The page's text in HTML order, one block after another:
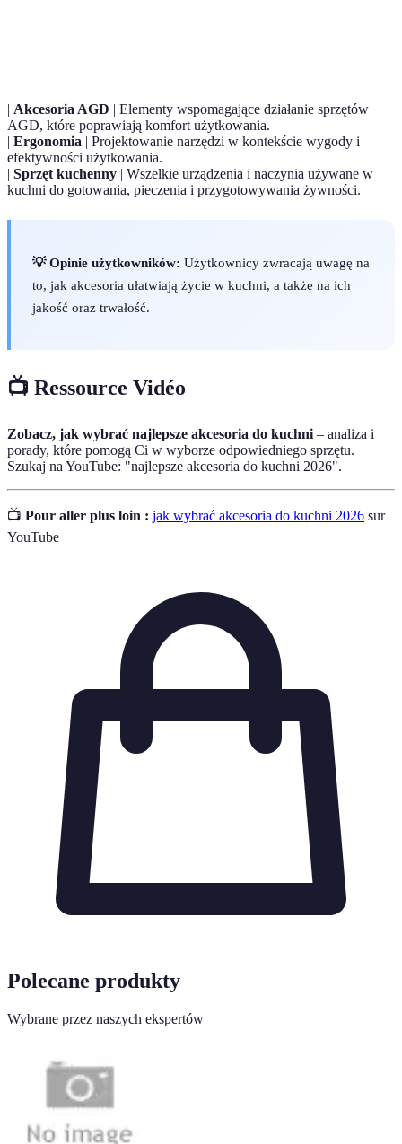
| Akcesoria AGD | Elementy wspomagające działanie sprzętów
AGD, które poprawiają komfort użytkowania.
| Ergonomia | Projektowanie narzędzi w kontekście wygody i
efektywności użytkowania.
| Sprzęt kuchenny | Wszelkie urządzenia i naczynia używane w
kuchni do gotowania, pieczenia i przygotowywania żywności.
💡 Opinie użytkowników: Użytkownicy zwracają uwagę na
to, jak akcesoria ułatwiają życie w kuchni, a także na ich
jakość oraz trwałość.
📺 Ressource Vidéo
Zobacz, jak wybrać najlepsze akcesoria do kuchni – analiza i
porady, które pomogą Ci w wyborze odpowiedniego sprzętu.
Szukaj na YouTube: "najlepsze akcesoria do kuchni 2026".
📺 Pour aller plus loin : jak wybrać akcesoria do kuchni 2026 sur
YouTube
Polecane produkty
Wybrane przez naszych ekspertów